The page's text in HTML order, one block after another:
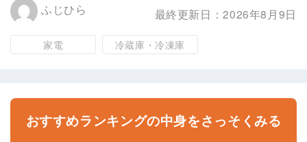
ふじひら 最終更新日：2026年8月9日
家電 冷蔵庫・冷凍庫
おすすめランキングの中身をさっそくみる